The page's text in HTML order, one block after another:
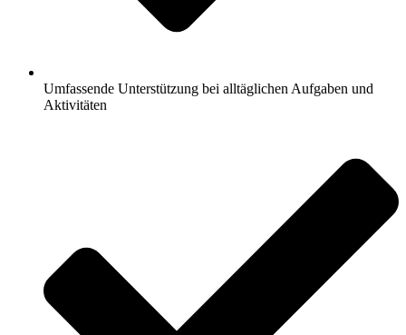
Umfassende Unterstützung bei alltäglichen Aufgaben und
Aktivitäten